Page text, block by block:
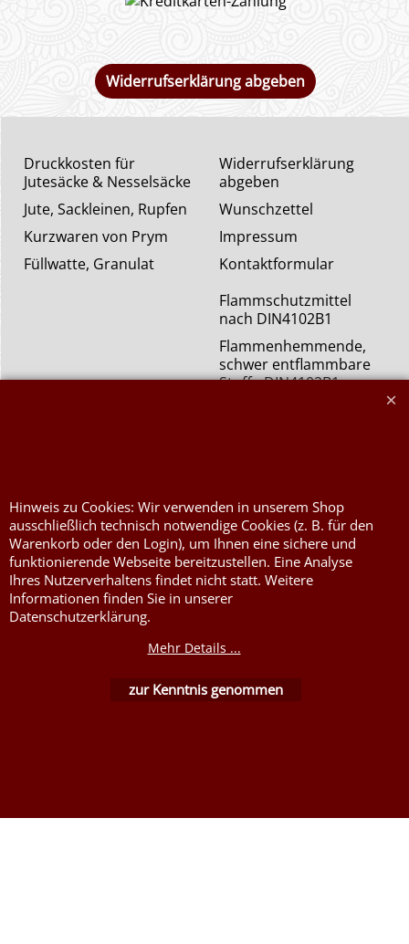
Widerrufserklärung abgeben
Widerrufserklärung
abgeben
Wunschzettel
Impressum
Kontaktformular
Druckkosten für
Jutesäcke & Nesselsäcke
Jute, Sackleinen, Rupfen
Kurzwaren von Prym
Füllwatte, Granulat
Flammschutzmittel
nach DIN4102B1
Flammenhemmende,
schwer entflammbare
Stoffe DIN4102B1
WebShop erstellt mit ShopFactory Shop Software.
Hinweis zu Cookies: Wir verwenden in unserem Shop
ausschließlich technisch notwendige Cookies (z. B. für den
Warenkorb oder den Login), um Ihnen eine sichere und
funktionierende Webseite bereitzustellen. Eine Analyse
Ihres Nutzerverhaltens findet nicht statt. Weitere
Informationen finden Sie in unserer
Datenschutzerklärung.
Mehr Details ...
zur Kenntnis genommen